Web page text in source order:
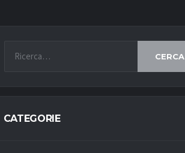
CERCA
CATEGORIE